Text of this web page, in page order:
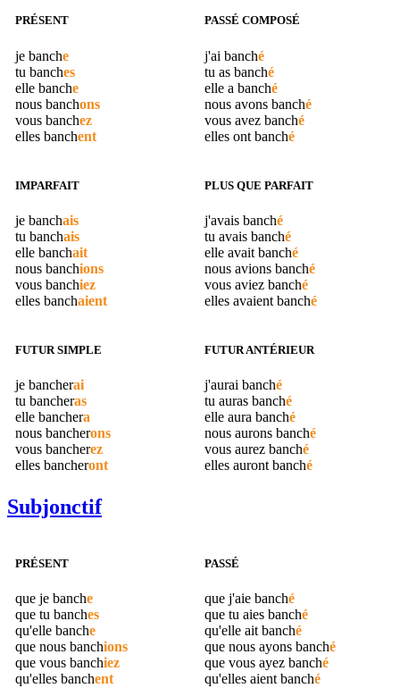
PRÉSENT
je banche
tu banches
elle banche
nous banchons
vous banchez
elles banchent
PASSÉ COMPOSÉ
j'ai banché
tu as banché
elle a banché
nous avons banché
vous avez banché
elles ont banché
IMPARFAIT
je banchais
tu banchais
elle banchait
nous banchions
vous banchiez
elles banchaient
PLUS QUE PARFAIT
j'avais banché
tu avais banché
elle avait banché
nous avions banché
vous aviez banché
elles avaient banché
FUTUR SIMPLE
je bancherai
tu bancheras
elle banchera
nous bancherons
vous bancherez
elles bancheront
FUTUR ANTÉRIEUR
j'aurai banché
tu auras banché
elle aura banché
nous aurons banché
vous aurez banché
elles auront banché
Subjonctif
PRÉSENT
que je banche
que tu banches
qu'elle banche
que nous banchions
que vous banchiez
qu'elles banchent
PASSÉ
que j'aie banché
que tu aies banché
qu'elle aitbanché
que nous ayons banché
que vous ayez banché
qu'elles aientbanché